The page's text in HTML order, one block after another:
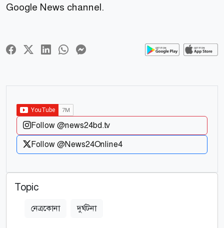
Google News channel.
Follow @news24bd.tv
Follow @News24Online4
Topic
নেত্রকোনা দুর্ঘটনা